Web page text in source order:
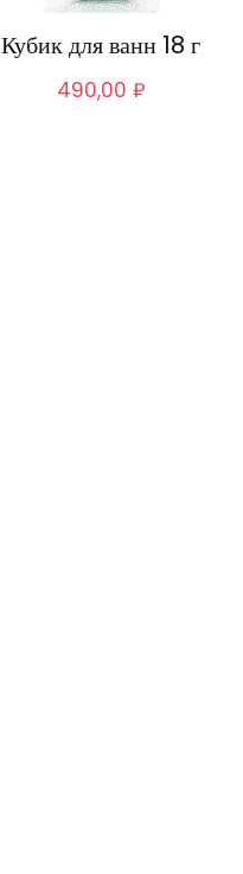
Кубик для ванн 18 г
490,00 ₽